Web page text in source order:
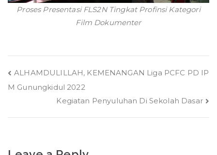
Proses Presentasi FLS2N Tingkat Profinsi Kategori
Film Dokumenter
Post
navigation
ALHAMDULILLAH, KEMENANGAN Liga PCFC PD IP
M Gunungkidul 2022
Kegiatan Penyuluhan Di Sekolah Dasar